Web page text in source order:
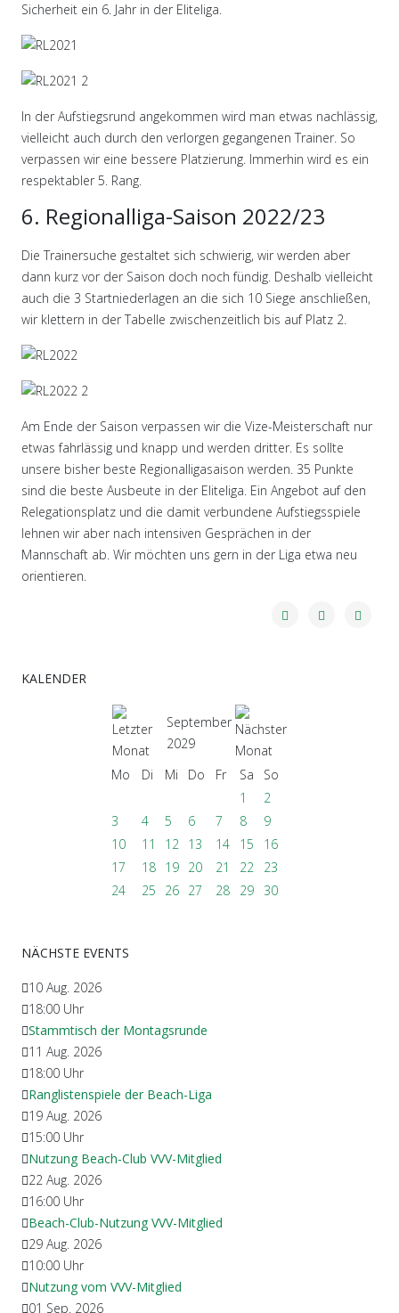
Sicherheit ein 6. Jahr in der Eliteliga.
In der Aufstiegsrund angekommen wird man etwas nachlässig,
vielleicht auch durch den verlorgen gegangenen Trainer. So
verpassen wir eine bessere Platzierung. Immerhin wird es ein
respektabler 5. Rang.
6. Regionalliga-Saison 2022/23
Die Trainersuche gestaltet sich schwierig, wir werden aber
dann kurz vor der Saison doch noch fündig. Deshalb vielleicht
auch die 3 Startniederlagen an die sich 10 Siege anschließen,
wir klettern in der Tabelle zwischenzeitlich bis auf Platz 2.
Am Ende der Saison verpassen wir die Vize-Meisterschaft nur
etwas fahrlässig und knapp und werden dritter. Es sollte
unsere bisher beste Regionalligasaison werden. 35 Punkte
sind die beste Ausbeute in der Eliteliga. Ein Angebot auf den
Relegationsplatz und die damit verbundene Aufstiegsspiele
lehnen wir aber nach intensiven Gesprächen in der
Mannschaft ab. Wir möchten uns gern in der Liga etwa neu
orientieren.
KALENDER
September
2029
Mo
Di Mi Do Fr Sa
So
1
2
3
4 5 6 7 8
9
10
11 12 13 14 15
16
17
18 19 20 21 22
23
24
25 26 27 28 29 30
NÄCHSTE EVENTS
10 Aug. 2026
18:00 Uhr
Stammtisch der Montagsrunde
11 Aug. 2026
18:00 Uhr
Ranglistenspiele der Beach-Liga
19 Aug. 2026
15:00 Uhr
Nutzung Beach-Club VVV-Mitglied
22 Aug. 2026
16:00 Uhr
Beach-Club-Nutzung VVV-Mitglied
29 Aug. 2026
10:00 Uhr
Nutzung vom VVV-Mitglied
01 Sep. 2026